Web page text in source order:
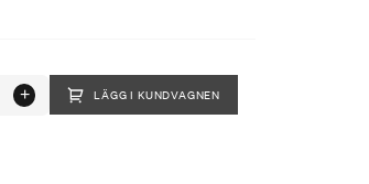
LÄGG I KUNDVAGNEN